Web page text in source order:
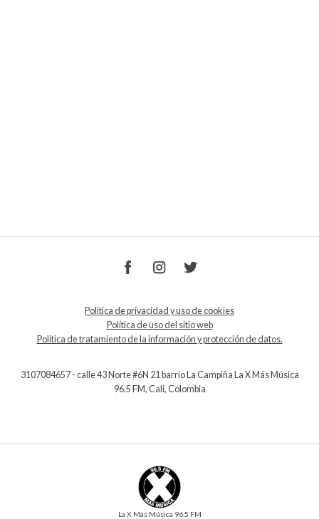
Política de privacidad y uso de cookies
Política de uso del sitio web
Política de tratamiento de la información y protección de datos.
3107084657 - calle 43 Norte #6N 21 barrio La Campiña La X Más Música
96.5 FM, Cali, Colombia
La X Más Música 96.5 FM